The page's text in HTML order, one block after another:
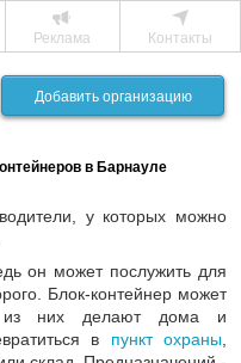
Реклама Контакты
Добавить организацию
в Барнауле
у которых можно
он может послужить для
Блок-контейнер может
из них делают дома и
в пункт охраны,